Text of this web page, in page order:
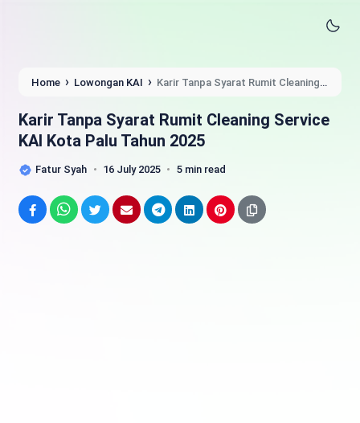
Home › Lowongan KAI › Karir Tanpa Syarat Rumit Cleaning
Karir Tanpa Syarat Rumit Cleaning Service
KAI Kota Palu Tahun 2025
Fatur Syah 16 July 2025 5 min read